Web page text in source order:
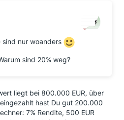
nur woanders
sind 20% weg?
liegt bei 800.000 EUR, über
hast Du gut 200.000
7% Rendite, 500 EUR